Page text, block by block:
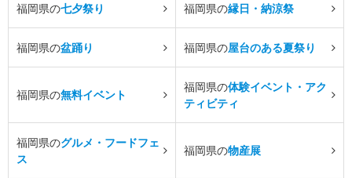
福岡県の七夕祭り 福岡県の縁日・納涼祭
福岡県の盆踊り 福岡県の屋台のある夏祭り
福岡県の無料イベント
福岡県の体験イベント・アク
ティビティ
福岡県のグルメ・フードフェ
ス
福岡県の物産展